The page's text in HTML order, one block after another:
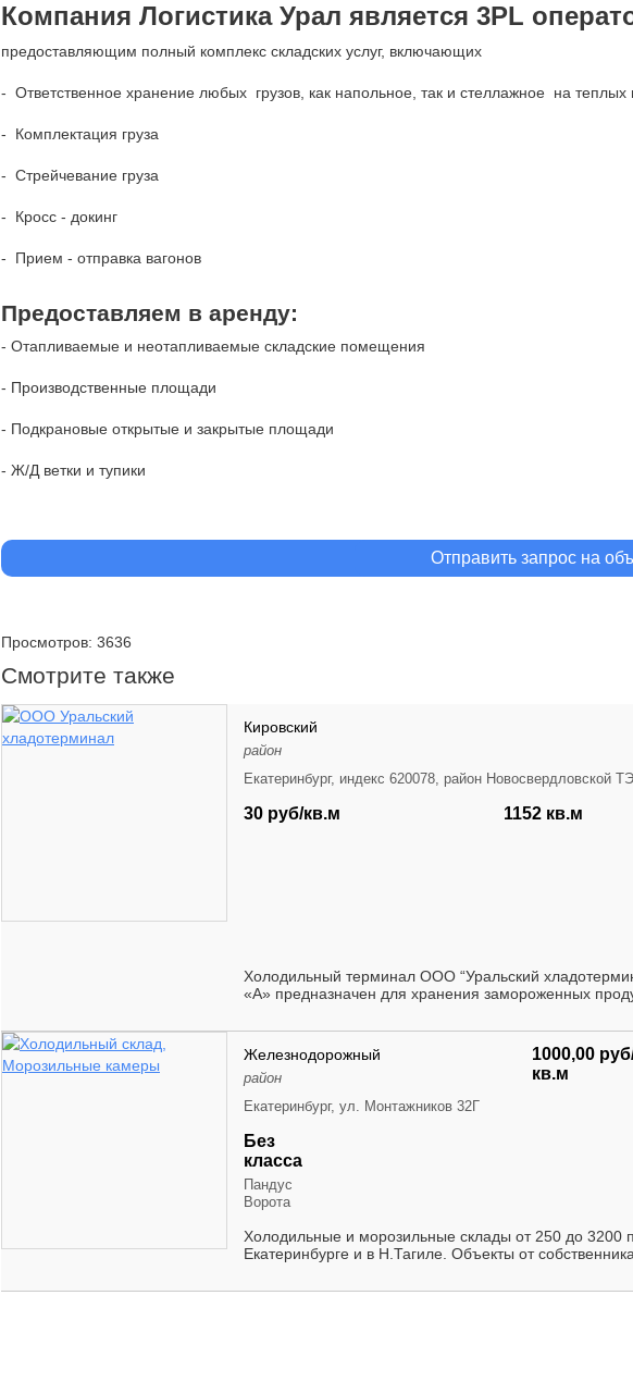
Компания Логистика Урал является 3PL
предоставляющим полный комплекс складских услуг, включающих
- Ответственное хранение любых грузов, как напольное, так и стеллажное на теплых
- Комплектация груза
- Стрейчевание груза
- Кросс - докинг
- Прием - отправка вагонов
Предоставляем в аренду:
- Отапливаемые и неотапливаемые складские помещения
- Производственные площади
- Подкрановые открытые и закрытые площади
- Ж/Д ветки и тупики
Отправить запрос на
Просмотров: 3636
Смотрите также
Кировский
район
Екатеринбург, индекс 620078, район Новосвердловской
30 руб/кв.м 1152 кв.м
Холодильный терминал ООО “Уральский
«А» предназначен для хранения замороженных
Железнодорожный
район
Екатеринбург, ул. Монтажников 32Г
1000,00
кв.м
Без
класса
Пандус
Ворота
Холодильные и морозильные склады от 250 до 3200
Екатеринбурге и в Н.Тагиле. Объекты от